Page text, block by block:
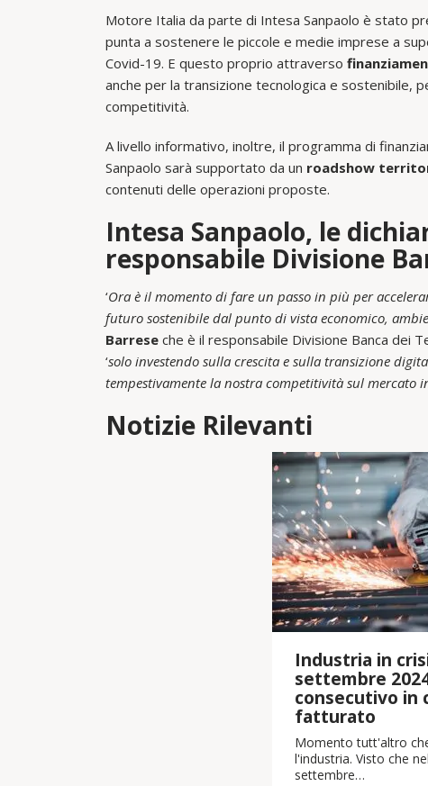
Motore Italia da parte di Intesa Sanpaolo è stato
punta a sostenere le piccole e medie imprese a
Covid-19. E questo proprio attraverso
anche per la transizione tecnologica e sostenibile,
competitività.
A livello informativo, inoltre, il programma di
Sanpaolo sarà supportato da un roadshow
contenuti delle operazioni proposte.
Intesa Sanpaolo, le
responsabile Divisione
‘Ora è il momento di fare un passo in più per
futuro sostenibile dal punto di vista economico,
Barrese che è il responsabile Divisione Banca dei
‘solo investendo sulla crescita e sulla transizione
tempestivamente la nostra competitività sul mercato
Notizie Rilevanti
Industria in
settembre
consecutivo in
fatturato
Momento tutt'altro
l'industria. Visto che
settembre…